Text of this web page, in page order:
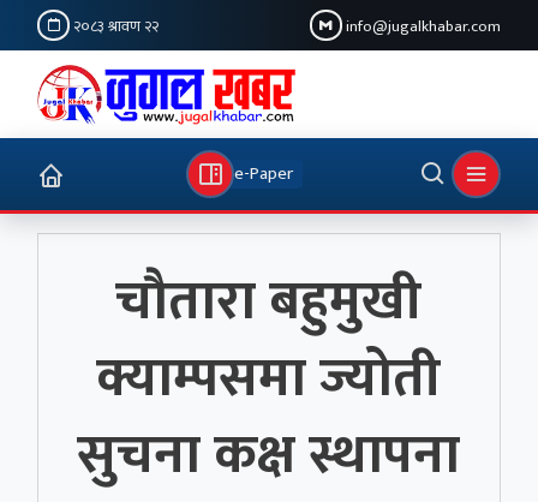
२०८३ श्रावण २२ info@jugalkhabar.com
e-Paper
चौतारा बहुमुखी
क्याम्पसमा ज्योती
सुचना कक्ष स्थापना